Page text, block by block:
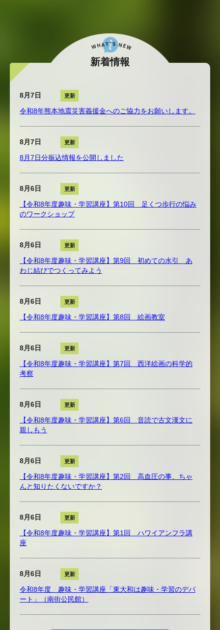
新着情報
8月7日 更新
令和8年熊本地震災害義援金へのご協力をお願いします。
8月7日 更新
8月7日分振込情報を公開しました
8月6日 更新
【令和8年度趣味・学習講座】第10回 足くつ歩行の悩み
のワークショップ
8月6日 更新
【令和8年度趣味・学習講座】第9回 初めての水引 あ
わじ結びでつくってみよう
8月6日 更新
【令和8年度趣味・学習講座】第8回 絵画教室
8月6日 更新
【令和8年度趣味・学習講座】第7回 西洋絵画の科学的
考察
8月6日 更新
【令和8年度趣味・学習講座】第6回 音読で古文漢文に
親しもう
8月6日 更新
【令和8年度趣味・学習講座】第2回 高血圧の事、ちゃ
んと知りたくないですか？
8月6日 更新
【令和8年度趣味・学習講座】第1回 ハワイアンフラ講
座
8月6日 更新
令和8年度 趣味・学習講座「東大和は趣味・学習のデパ
ート」（南街公民館）